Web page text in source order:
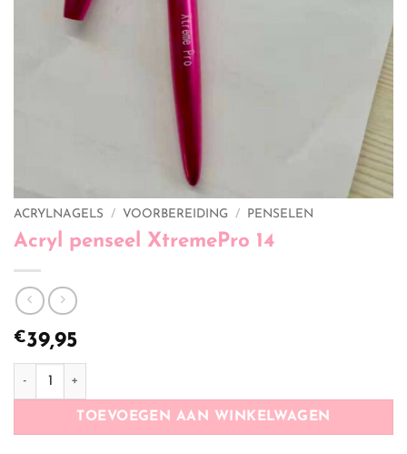
ACRYLNAGELS / VOORBEREIDING / PENSELEN
Acryl penseel XtremePro 14
€39,95
Acryl penseel XtremePro 14 aantal
TOEVOEGEN AAN WINKELWAGEN